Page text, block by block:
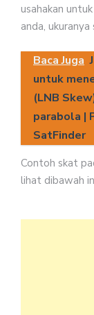
usahakan
anda,
Baca Juga
untuk
(LNB
parabola |
SatFinder
Contoh skat
lihat dibawah